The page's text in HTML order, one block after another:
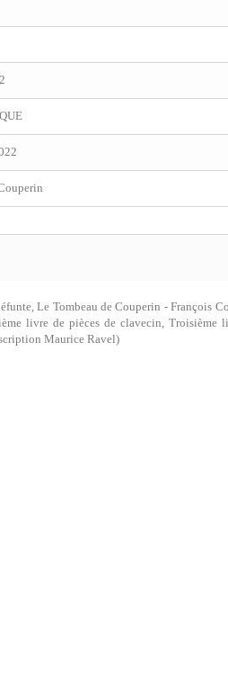
Le Tombeau de Couperin - François
livre de pièces de clavecin, Troisième
Maurice Ravel)